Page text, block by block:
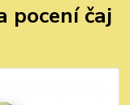
pocení čaj